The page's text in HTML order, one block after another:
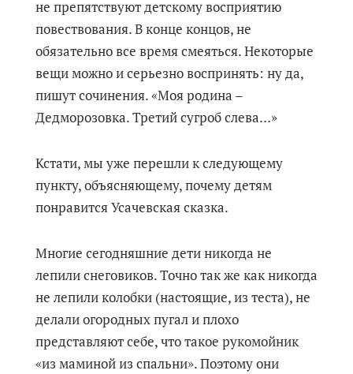
не препятствуют детскому восприятию
повествования. В конце концов, не
обязательно все время смеяться. Некоторые
вещи можно и серьезно воспринять: ну да,
пишут сочинения. «Моя родина –
Дедморозовка. Третий сугроб слева…»
Кстати, мы уже перешли к следующему
пункту, объясняющему, почему детям
понравится Усачевская сказка.
Многие сегодняшние дети никогда не
лепили снеговиков. Точно так же как никогда
не лепили колобки (настоящие, из теста), не
делали огородных пугал и плохо
представляют себе, что такое рукомойник
«из маминой из спальни». Поэтому они